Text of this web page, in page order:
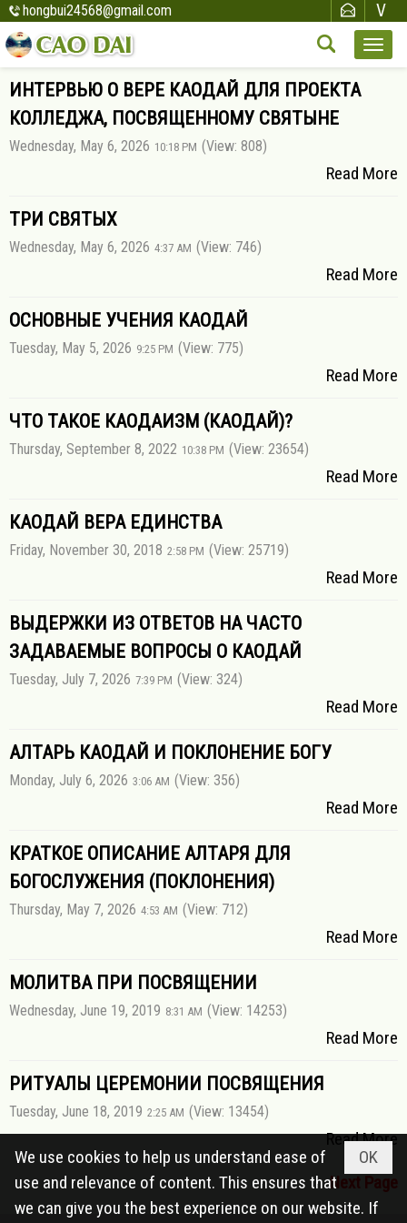
hongbui24568@gmail.com
ИНТЕРВЬЮ О ВЕРЕ КАОДАЙ ДЛЯ ПРОЕКТА
КОЛЛЕДЖА, ПОСВЯЩЕННОМУ СВЯТЫНЕ
Wednesday, May 6, 2026 10:18 PM (View: 808)
Read More
ТРИ СВЯТЫХ
Wednesday, May 6, 2026 4:37 AM (View: 746)
Read More
ОСНОВНЫЕ УЧЕНИЯ КАОДАЙ
Tuesday, May 5, 2026 9:25 PM (View: 775)
Read More
ЧТО ТАКОЕ КАОДАИЗМ (КАОДАЙ)?
Thursday, September 8, 2022 10:38 PM (View: 23654)
Read More
КАОДАЙ ВЕРА ЕДИНСТВА
Friday, November 30, 2018 2:58 PM (View: 25719)
Read More
ВЫДЕРЖКИ ИЗ ОТВЕТОВ НА ЧАСТО
ЗАДАВАЕМЫЕ ВОПРОСЫ О КАОДАЙ
Tuesday, July 7, 2026 7:39 PM (View: 324)
Read More
АЛТАРЬ КАОДАЙ И ПОКЛОНЕНИЕ БОГУ
Monday, July 6, 2026 3:06 AM (View: 356)
Read More
КРАТКОЕ ОПИСАНИЕ АЛТАРЯ ДЛЯ
БОГОСЛУЖЕНИЯ (ПОКЛОНЕНИЯ)
Thursday, May 7, 2026 4:53 AM (View: 712)
Read More
МОЛИТВА ПРИ ПОСВЯЩЕНИИ
Wednesday, June 19, 2019 8:31 AM (View: 14253)
Read More
РИТУАЛЫ ЦЕРЕМОНИИ ПОСВЯЩЕНИЯ
Tuesday, June 18, 2019 2:25 AM (View: 13454)
Read More
Next Page
OK
We use cookies to help us understand ease of
use and relevance of content. This ensures that
we can give you the best experience on our website. If